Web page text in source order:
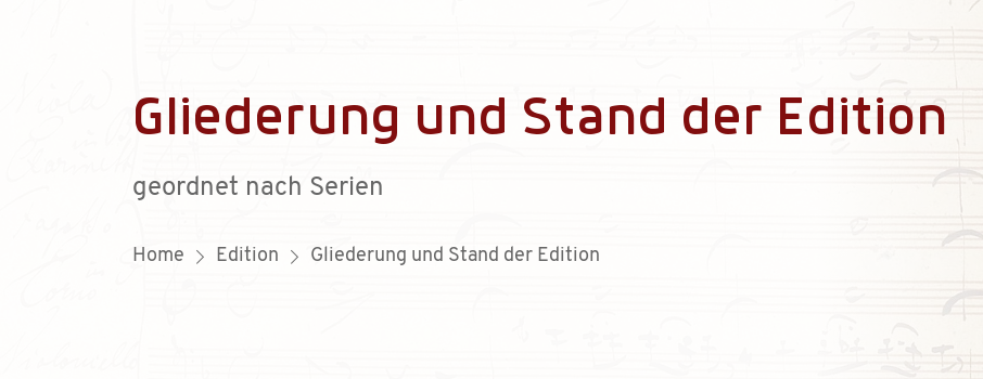
Gliederung und Stand der Edition
geordnet nach Serien
Home Edition Gliederung und Stand der Edition